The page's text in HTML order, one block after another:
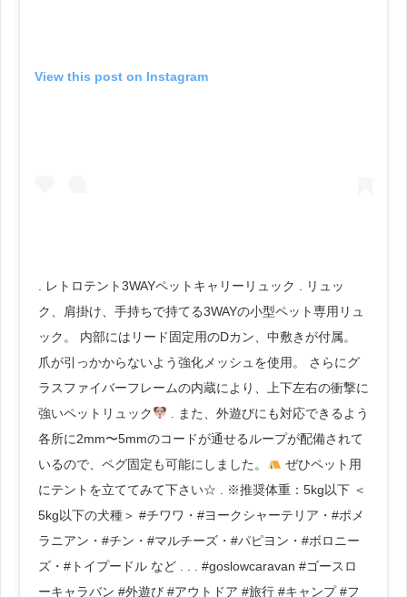
View this post on Instagram
. レトロテント3WAYペットキャリーリュック . リュッ
ク、肩掛け、手持ちで持てる3WAYの小型ペット専用リュ
ック。 内部にはリード固定用のDカン、中敷きが付属。
爪が引っかからないよう強化メッシュを使用。 さらにグ
ラスファイバーフレームの内蔵により、上下左右の衝撃に
強いペットリュック
. また、外遊びにも対応できるよう
各所に2mm〜5mmのコードが通せるループが配備されて
いるので、ペグ固定も可能にしました。
ぜひペット用
にテントを立ててみて下さい☆ . ※推奨体重：5kg以下 ＜
5kg以下の犬種＞ #チワワ・#ヨークシャーテリア・#ポメ
ラニアン・#チン・#マルチーズ・#パピヨン・#ボロニー
ズ・#トイプードル など . . . #goslowcaravan #ゴースロ
ーキャラバン #外遊び #アウトドア #旅行 #キャンプ #フ